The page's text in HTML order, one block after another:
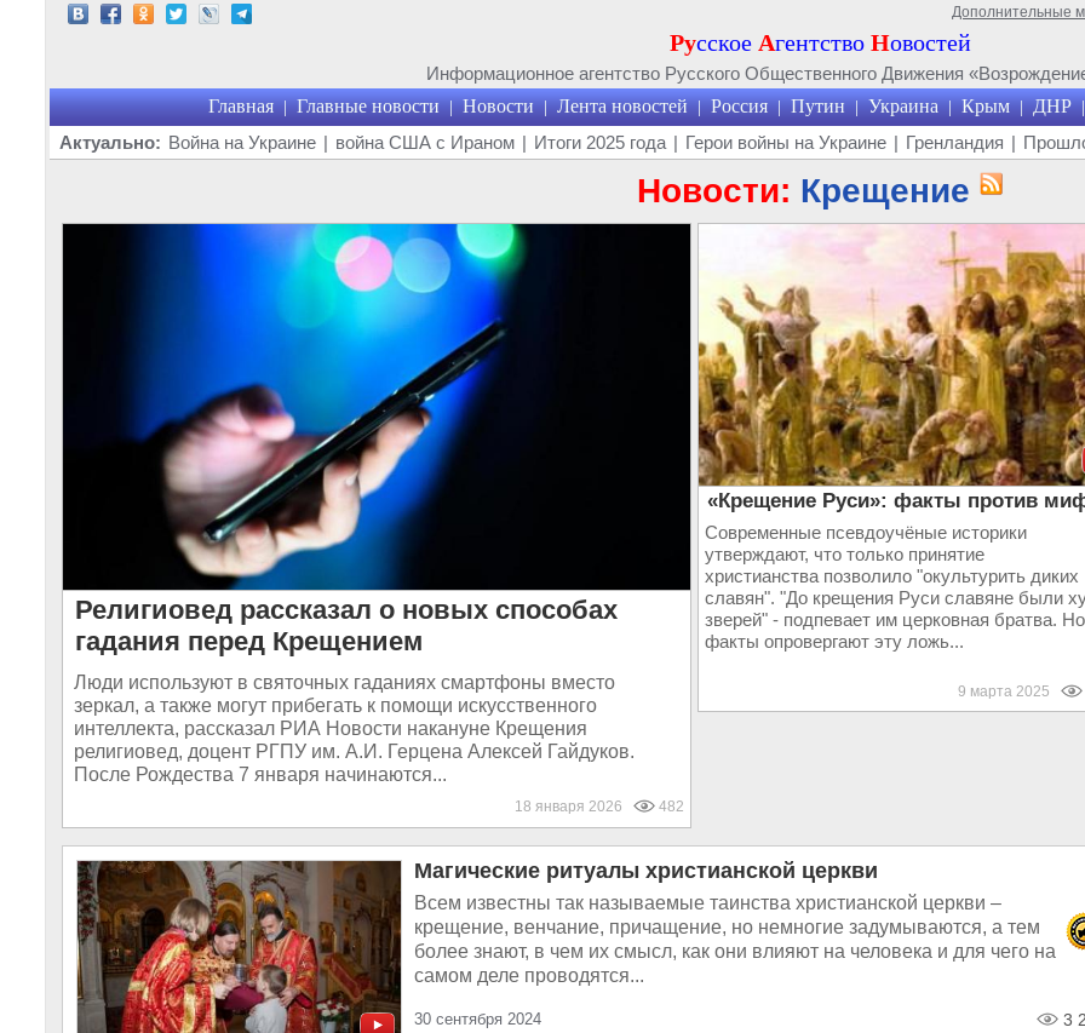
Дополнительные
Русское Агентство Новостей
Информационное агентство Русского Общественного Движения
Главная | Главные новости | Новости | Лента новостей | Россия | Путин | Украина | Крым | ДНР |
Актуально: Война на Украине | война США с Ираном | Итоги 2025 года | Герои войны на Украине | Гренландия |
Новости: Крещение
Религиовед рассказал о новых способах
гадания перед Крещением
Люди используют в святочных гаданиях смартфоны вместо
зеркал, а также могут прибегать к помощи искусственного
интеллекта, рассказал РИА Новости накануне Крещения
религиовед, доцент РГПУ им. А.И. Герцена Алексей Гайдуков.
После Рождества 7 января начинаются...
18 января 2026 482
«Крещение Руси»: факты против
Современные псевдоучёные историки
утверждают, что только принятие
христианства позволило "окультурить диких
славян". "До крещения Руси славяне были
зверей" - подпевает им церковная братва. Но
факты опровергают эту ложь...
9 марта 2025
Магические ритуалы христианской церкви
Всем известны так называемые таинства христианской церкви –
крещение, венчание, причащение, но немногие задумываются, а тем
более знают, в чем их смысл, как они влияют на человека и для чего на
самом деле проводятся...
30 сентября 2024 3